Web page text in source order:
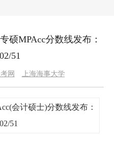
硕MPAcc分数线发布：
51
网 上海海事大学